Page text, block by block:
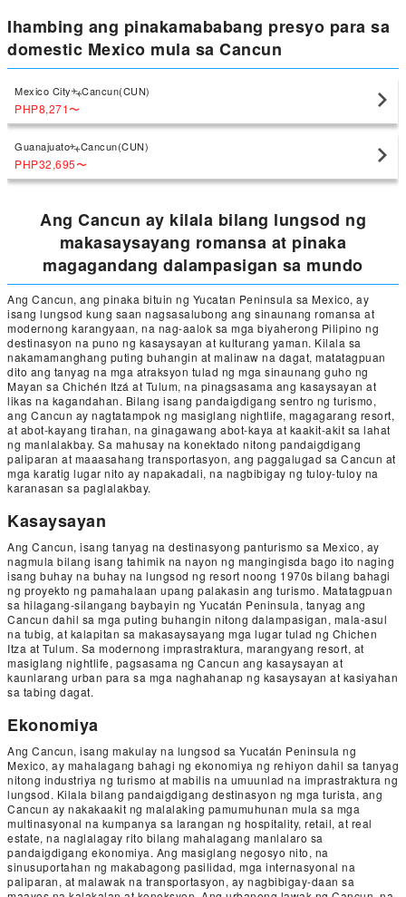
Ihambing ang pinakamababang presyo para sa
domestic Mexico mula sa Cancun
Mexico City Cancun(CUN)
PHP8,271〜
Guanajuato Cancun(CUN)
PHP32,695〜
Ang Cancun ay kilala bilang lungsod ng
makasaysayang romansa at pinaka
magagandang dalampasigan sa mundo
Ang Cancun, ang pinaka bituin ng Yucatan Peninsula sa Mexico, ay
isang lungsod kung saan nagsasalubong ang sinaunang romansa at
modernong karangyaan, na nag-aalok sa mga biyaherong Pilipino ng
destinasyon na puno ng kasaysayan at kulturang yaman. Kilala sa
nakamamanghang puting buhangin at malinaw na dagat, matatagpuan
dito ang tanyag na mga atraksyon tulad ng mga sinaunang guho ng
Mayan sa Chichén Itzá at Tulum, na pinagsasama ang kasaysayan at
likas na kagandahan. Bilang isang pandaigdigang sentro ng turismo,
ang Cancun ay nagtatampok ng masiglang nightlife, magagarang resort,
at abot-kayang tirahan, na ginagawang abot-kaya at kaakit-akit sa lahat
ng manlalakbay. Sa mahusay na konektado nitong pandaigdigang
paliparan at maaasahang transportasyon, ang paggalugad sa Cancun at
mga karatig lugar nito ay napakadali, na nagbibigay ng tuloy-tuloy na
karanasan sa paglalakbay.
Kasaysayan
Ang Cancun, isang tanyag na destinasyong panturismo sa Mexico, ay
nagmula bilang isang tahimik na nayon ng mangingisda bago ito naging
isang buhay na buhay na lungsod ng resort noong 1970s bilang bahagi
ng proyekto ng pamahalaan upang palakasin ang turismo. Matatagpuan
sa hilagang-silangang baybayin ng Yucatán Peninsula, tanyag ang
Cancun dahil sa mga puting buhangin nitong dalampasigan, mala-asul
na tubig, at kalapitan sa makasaysayang mga lugar tulad ng Chichen
Itza at Tulum. Sa modernong imprastraktura, marangyang resort, at
masiglang nightlife, pagsasama ng Cancun ang kasaysayan at
kaunlarang urban para sa mga naghahanap ng kasaysayan at kasiyahan
sa tabing dagat.
Ekonomiya
Ang Cancun, isang makulay na lungsod sa Yucatán Peninsula ng
Mexico, ay mahalagang bahagi ng ekonomiya ng rehiyon dahil sa tanyag
nitong industriya ng turismo at mabilis na umuunlad na imprastraktura ng
lungsod. Kilala bilang pandaigdigang destinasyon ng mga turista, ang
Cancun ay nakakaakit ng malalaking pamumuhunan mula sa mga
multinasyonal na kumpanya sa larangan ng hospitality, retail, at real
estate, na naglalagay rito bilang mahalagang manlalaro sa
pandaigdigang ekonomiya. Ang masiglang negosyo nito, na
sinusuportahan ng makabagong pasilidad, mga internasyonal na
paliparan, at malawak na transportasyon, ay nagbibigay-daan sa